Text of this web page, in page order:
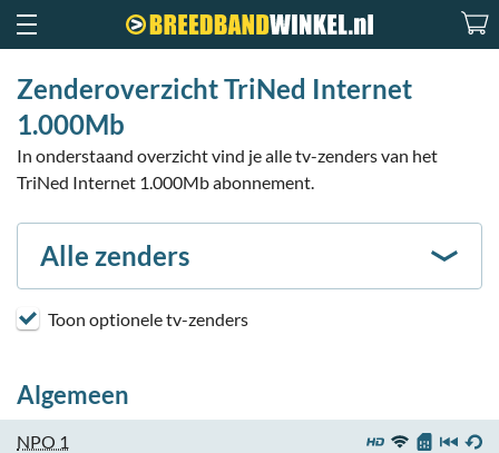
Zenderoverzicht TriNed Internet
1.000Mb
In onderstaand overzicht vind je alle tv-zenders van het
TriNed Internet 1.000Mb abonnement.
Alle zenders
Toon optionele tv-zenders
Algemeen
NPO 1